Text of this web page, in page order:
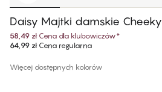
Daisy Majtki damskie Cheeky
58,49 zł Cena dla klubowiczów*
64,99 złCena regularna
Więcej dostępnych kolorów